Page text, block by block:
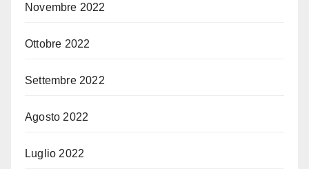
Novembre 2022
Ottobre 2022
Settembre 2022
Agosto 2022
Luglio 2022